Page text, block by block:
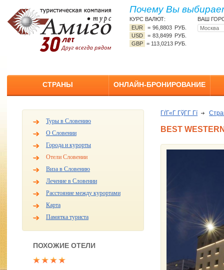
Почему Вы
КУРС ВАЛЮТ:
EUR
=96,8803 РУБ.
USD
=83,8499 РУБ.
GBP = 113,0213 РУБ.
ВАШ
СТРАНЫ ОНЛАЙН-БРОНИРОВАНИЕ
Туры в Словению
О Словении
Города и курорты
Отели Словении
Виза в Словению
Лечение в Словении
Расстояние между курортами
Карта
Памятка туриста
ПОХОЖИЕ ОТЕЛИ
ГѓГ«Г ГўГ­Г Гї
BEST